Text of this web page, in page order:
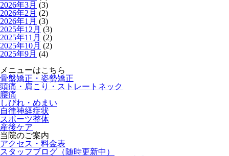
2026年3月 (3)
2026年2月 (2)
2026年1月 (3)
2025年12月 (3)
2025年11月 (2)
2025年10月 (2)
2025年9月 (4)
メニューはこちら
骨盤矯正・姿勢矯正
頭痛・肩こり・ストレートネック
腰痛
しびれ・めまい
自律神経症状
スポーツ整体
産後ケア
当院のご案内
アクセス・料金表
スタッフブログ（随時更新中）